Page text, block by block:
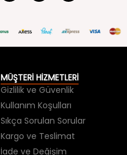
Gizlilik ve Güvenlik
Kullanım Koşulları
Sıkça Sorulan Sorular
Kargo ve Teslimat
İade ve Değişim